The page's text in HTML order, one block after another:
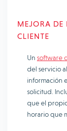
MEJORA
CLIENTE
Un software
del servicio
información
solicitud.
que el
horario que